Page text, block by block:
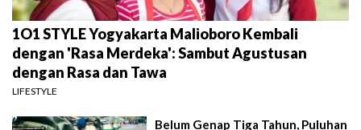
1O1 STYLE Yogyakarta Malioboro Kembali
dengan 'Rasa Merdeka': Sambut Agustusan
dengan Rasa dan Tawa
LIFESTYLE
Belum Genap Tiga Tahun, Puluhan